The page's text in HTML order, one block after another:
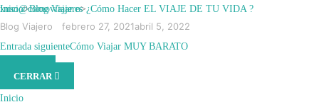
Saltar
al
contenido
tecla
xuso@comoviajar.es
MENÚ
CERRAR
Inicio
Inicio>Blog Viajero>¿Cómo Hacer EL VIAJE DE TU VIDA ?
Blog Viajero
febrero 27, 2021abril 5, 2022
¿CÓMO HACER EL
VIAJE DE TU VIDA ?
Entrada siguienteCómo Viajar MUY BARATO